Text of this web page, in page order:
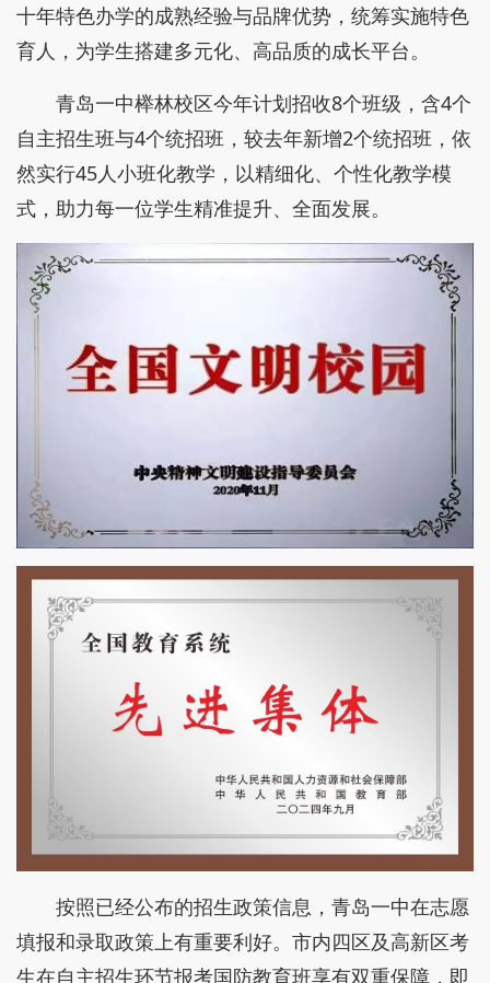
十年特色办学的成熟经验与品牌优势，统筹实施特色
育人，为学生搭建多元化、高品质的成长平台。
青岛一中榉林校区今年计划招收8个班级，含4个
自主招生班与4个统招班，较去年新增2个统招班，依
然实行45人小班化教学，以精细化、个性化教学模
式，助力每一位学生精准提升、全面发展。
按照已经公布的招生政策信息，青岛一中在志愿
填报和录取政策上有重要利好。市内四区及高新区考
生在自主招生环节报考国防教育班享有双重保障，即